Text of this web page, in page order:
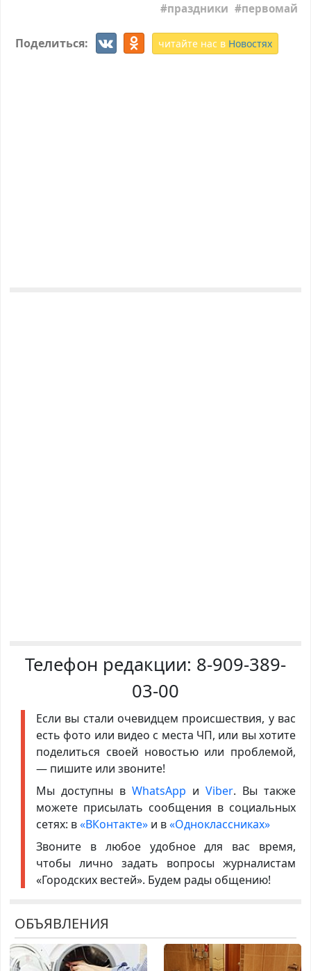
праздники первомай
Поделиться: читайте нас в Новостях
Телефон редакции: 8-909-389-
03-00
Если вы стали очевидцем происшествия, у вас
есть фото или видео с места ЧП, или вы хотите
поделиться своей новостью или проблемой,
— пишите или звоните!
Мы доступны в WhatsApp иViber. Вы также
можете присылать сообщения в социальных
сетях: в«ВКонтакте»и в«Одноклассниках»
Звоните в любое удобное для вас время,
чтобы лично задать вопросы журналистам
«Городских вестей». Будем рады общению!
ОБЪЯВЛЕНИЯ